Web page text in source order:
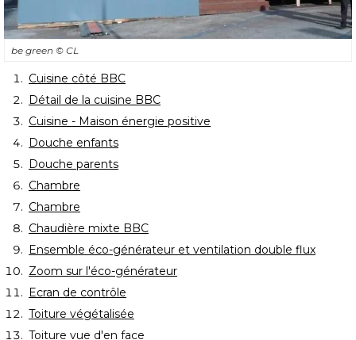
be green © CL
Cuisine côté BBC
Détail de la cuisine BBC
Cuisine - Maison énergie positive
Douche enfants
Douche parents
Chambre
Chambre
Chaudière mixte BBC
Ensemble éco-générateur et ventilation double flux
Zoom sur l'éco-générateur
Ecran de contrôle
Toiture végétalisée
Toiture vue d'en face